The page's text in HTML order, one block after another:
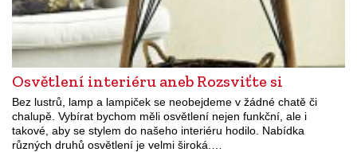
Osvětlení interiéru aneb Rozsviťte si
Bez lustrů, lamp a lampiček se neobejdeme v žádné chatě či
chalupě. Vybírat bychom měli osvětlení nejen funkční, ale i
takové, aby se stylem do našeho interiéru hodilo. Nabídka
různých druhů osvětlení je velmi široká.…